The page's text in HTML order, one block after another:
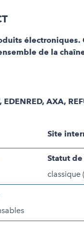
de la
AXA,
Site
Statut
classique